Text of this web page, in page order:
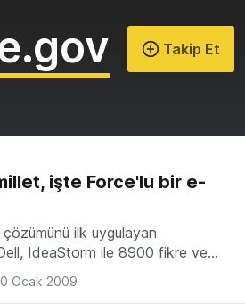
Takip Et
işte Force'lu bir e-
ilk uygulayan
IdeaStorm ile 8900 fikre ve…
Ocak 2009